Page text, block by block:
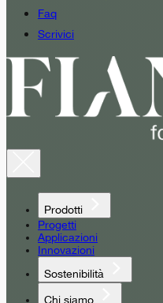
Faq
Scrivici
Prodotti
Progetti
Applicazioni
Innovazioni
Sostenibilità
Chi siamo